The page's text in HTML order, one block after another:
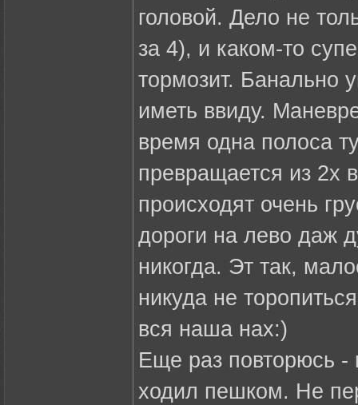
головой. Дело не
за 4), и каком-то
тормозит. Банально
иметь ввиду.
время одна полоса
превращается из 2х
происходят очень
дороги на лево даж
никогда. Эт так,
никуда не
вся наша нах:)
Еще раз повторюсь -
ходил пешком. Не